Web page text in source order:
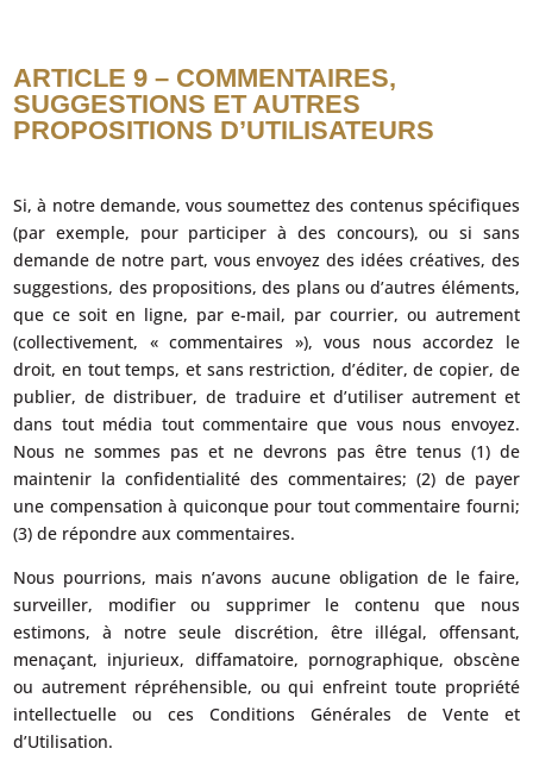
ARTICLE 9 – COMMENTAIRES,
SUGGESTIONS ET AUTRES
PROPOSITIONS D’UTILISATEURS
Si, à notre demande, vous soumettez des contenus spécifiques
(par exemple, pour participer à des concours), ou si sans
demande de notre part, vous envoyez des idées créatives, des
suggestions, des propositions, des plans ou d’autres éléments,
que ce soit en ligne, par e-mail, par courrier, ou autrement
(collectivement, « commentaires »), vous nous accordez le
droit, en tout temps, et sans restriction, d’éditer, de copier, de
publier, de distribuer, de traduire et d’utiliser autrement et
dans tout média tout commentaire que vous nous envoyez.
Nous ne sommes pas et ne devrons pas être tenus (1) de
maintenir la confidentialité des commentaires; (2) de payer
une compensation à quiconque pour tout commentaire fourni;
(3) de répondre aux commentaires.
Nous pourrions, mais n’avons aucune obligation de le faire,
surveiller, modifier ou supprimer le contenu que nous
estimons, à notre seule discrétion, être illégal, offensant,
menaçant, injurieux, diffamatoire, pornographique, obscène
ou autrement répréhensible, ou qui enfreint toute propriété
intellectuelle ou ces Conditions Générales de Vente et
d’Utilisation.